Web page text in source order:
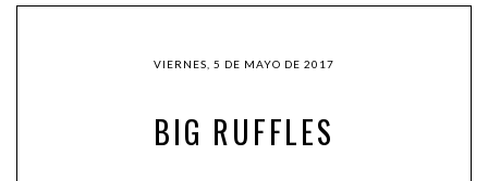
VIERNES, 5 DE MAYO DE 2017
BIG RUFFLES